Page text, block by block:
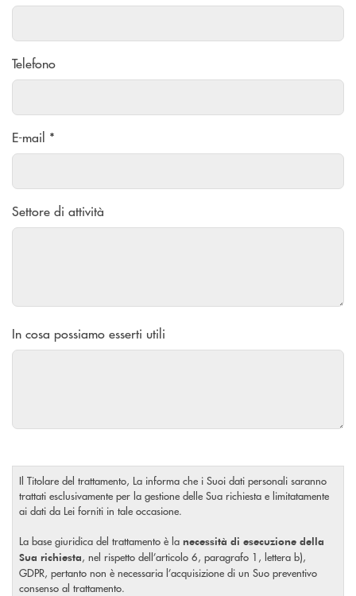
Telefono
E-mail *
Settore di attività
In cosa possiamo esserti utili
Il Titolare del trattamento, La informa che i Suoi dati personali saranno
trattati esclusivamente per la gestione delle Sua richiesta e limitatamente
ai dati da Lei forniti in tale occasione.
La base giuridica del trattamento è la necessità di esecuzione della
Sua richiesta, nel rispetto dell’articolo 6, paragrafo 1, lettera b),
GDPR, pertanto non è necessaria l’acquisizione di un Suo preventivo
consenso al trattamento.